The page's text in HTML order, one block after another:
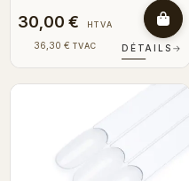
30,00 € HTVA
36,30 € TVAC DÉTAILS →